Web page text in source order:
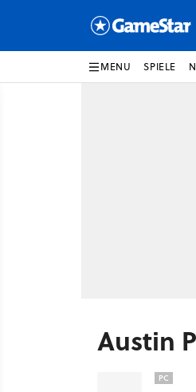
MENU SPIELE
Austin
PC